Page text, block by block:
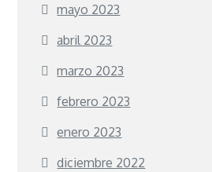
mayo 2023
abril 2023
marzo 2023
febrero 2023
enero 2023
diciembre 2022